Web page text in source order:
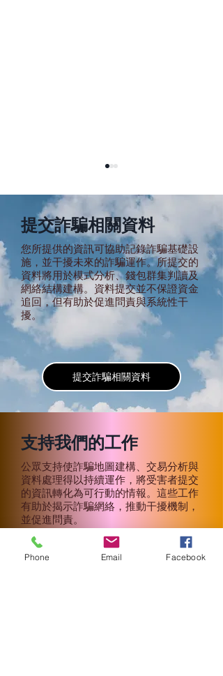
蒙多基里園區與【金鑫】
犯罪集團有關聯 — 涉刑
求、數十億詐騙
提交詐騙相關資料
您所提供的資訊可協助記錄詐騙基礎設
施，並干擾未來的詐騙運作。所提交的
資料將用於模式分析、錢包群集判讀及
網絡結構建構。資料提交並不保證資金
追回，但有助於促進問責與系統性干
擾。
提交詐騙相關資料
支持我們的工作
公眾支持使詐騙地圖建構、交易分析與
資料處理得以持續運作，將受害者提交
的資訊轉化為可行動的情報。這些工作
有助於揭示詐騙網絡，推動干擾機制，
並促進問責。
支持我們的工作
Phone Email Facebook